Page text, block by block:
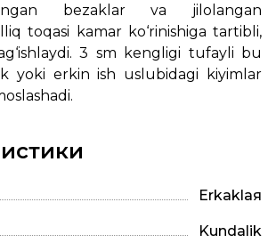
bezaklar va jilolangan
toqasi kamar ko‘rinishiga tartibli,
3 sm kengligi tufayli bu
yoki erkin ish uslubidagi kiyimlar
Erkaklая
Kundalik